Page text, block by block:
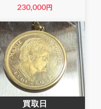
230,000円
買取日